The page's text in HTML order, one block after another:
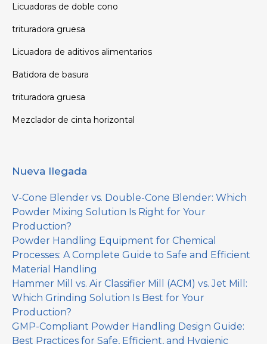
Licuadoras de doble cono
trituradora gruesa
Licuadora de aditivos alimentarios
Batidora de basura
trituradora gruesa
Mezclador de cinta horizontal
Nueva llegada
V-Cone Blender vs. Double-Cone Blender: Which
Powder Mixing Solution Is Right for Your
Production?
Powder Handling Equipment for Chemical
Processes: A Complete Guide to Safe and Efficient
Material Handling
Hammer Mill vs. Air Classifier Mill (ACM) vs. Jet Mill:
Which Grinding Solution Is Best for Your
Production?
GMP-Compliant Powder Handling Design Guide:
Best Practices for Safe, Efficient, and Hygienic